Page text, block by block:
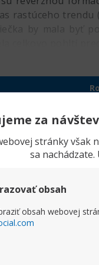
za
stránky však
sa
obsah
obsah webovej
rastúceho
by mala byť
Reverzné
Príspevky
naznačujú
ide proti
potrebuje
smere, znamená